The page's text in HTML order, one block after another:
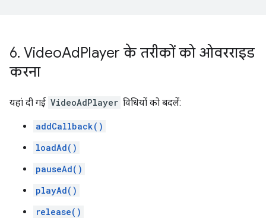
6. VideoAdPlayer के तरीकों को ओवरराइड
करना
यहां दी गई VideoAdPlayer विधियों को बदलें:
addCallback()
loadAd()
pauseAd()
playAd()
release()